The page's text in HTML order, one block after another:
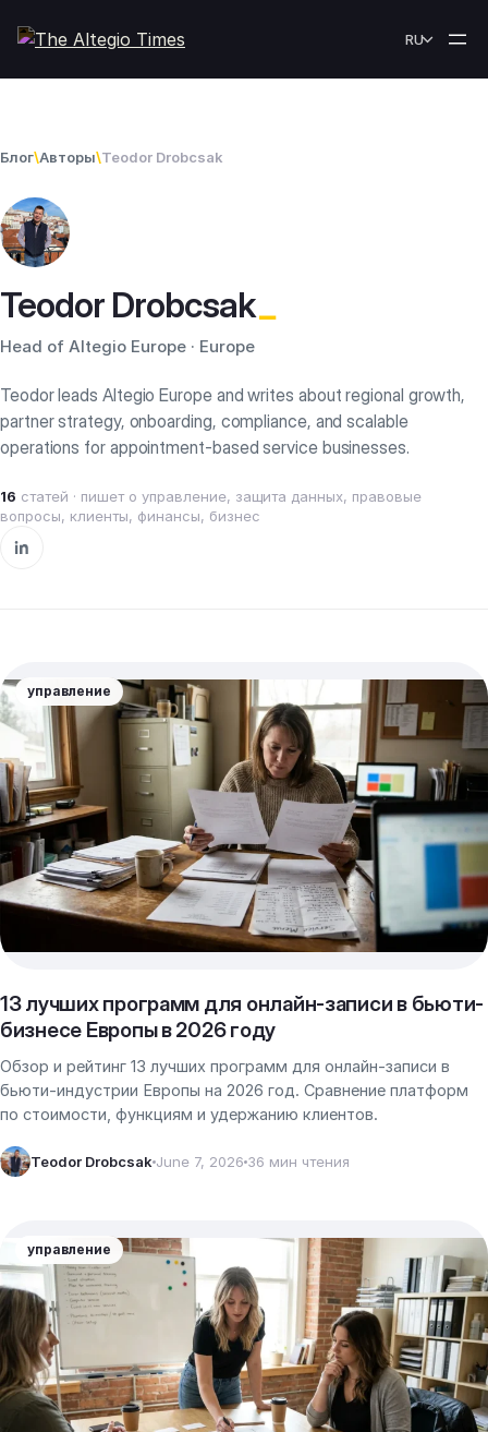
RU
Блог\Авторы\Teodor Drobcsak
Teodor Drobcsak_
Head of Altegio Europe · Europe
Teodor leads Altegio Europe and writes about regional growth,
partner strategy, onboarding, compliance, and scalable
operations for appointment-based service businesses.
16 статей · пишет о управление, защита данных, правовые
вопросы, клиенты, финансы, бизнес
управление
13 лучших программ для онлайн-записи в бьюти-
бизнесе Европы в 2026 году
Обзор и рейтинг 13 лучших программ для онлайн-записи в
бьюти-индустрии Европы на 2026 год. Сравнение платформ
по стоимости, функциям и удержанию клиентов.
Teodor Drobcsak June 7, 2026 36 мин чтения
управление